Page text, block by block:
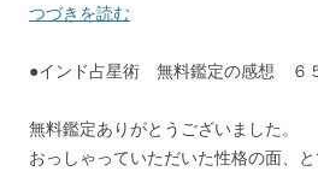
つづきを読む
●インド占星術 無料鑑定の感想 ６
無料鑑定ありがとうございました。
おっしゃっていただいた性格の面、